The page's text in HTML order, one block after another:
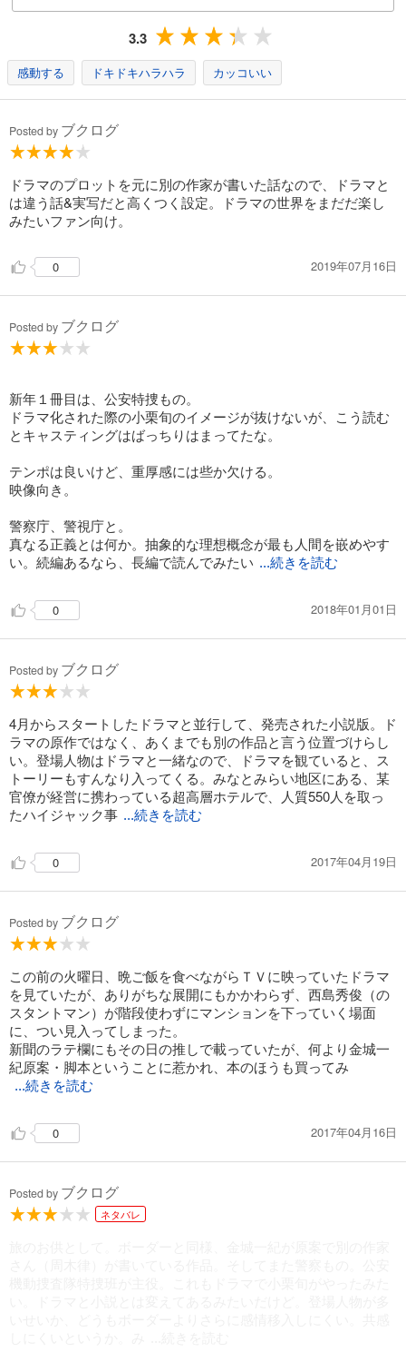
3.3
感動する ドキドキハラハラ カッコいい
Posted by ブクログ
ドラマのプロットを元に別の作家が書いた話なので、ドラマと
は違う話&実写だと高くつく設定。ドラマの世界をまだだ楽し
みたいファン向け。
0 2019年07月16日
Posted by ブクログ
新年１冊目は、公安特捜もの。
ドラマ化された際の小栗旬のイメージが抜けないが、こう読む
とキャスティングはばっちりはまってたな。
テンポは良いけど、重厚感には些か欠ける。
映像向き。
警察庁、警視庁と。
真なる正義とは何か。抽象的な理想概念が最も人間を嵌めやす
い。続編あるなら、長編で読んでみたい ...続きを読む
0 2018年01月01日
Posted by ブクログ
4月からスタートしたドラマと並行して、発売された小説版。ド
ラマの原作ではなく、あくまでも別の作品と言う位置づけらし
い。登場人物はドラマと一緒なので、ドラマを観ていると、ス
トーリーもすんなり入ってくる。みなとみらい地区にある、某
官僚が経営に携わっている超高層ホテルで、人質550人を取っ
たハイジャック事 ...続きを読む
0 2017年04月19日
Posted by ブクログ
この前の火曜日、晩ご飯を食べながらＴＶに映っていたドラマ
を見ていたが、ありがちな展開にもかかわらず、西島秀俊（の
スタントマン）が階段使わずにマンションを下っていく場面
に、つい見入ってしまった。
新聞のラテ欄にもその日の推しで載っていたが、何より金城一
紀原案・脚本ということに惹かれ、本のほうも買ってみ
...続きを読む
0 2017年04月16日
Posted by ブクログ
ネタバレ